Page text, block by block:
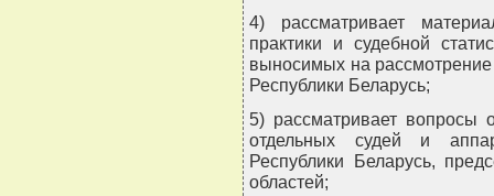
4) рассматривает
практики и судебной
выносимых на
Республики Беларусь;
5) рассматривает вопросы
отдельных судей и
Республики Беларусь,
областей;